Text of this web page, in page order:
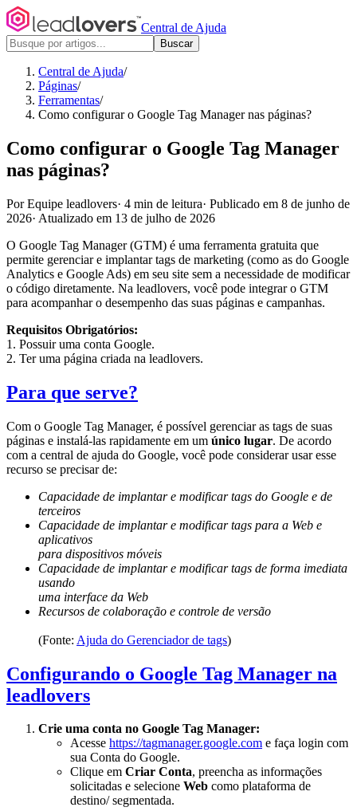
Central de Ajuda
Buscar
Central de Ajuda/
Páginas/
Ferramentas/
Como configurar o Google Tag Manager nas páginas?
Como configurar o Google Tag Manager
nas páginas?
Por Equipe leadlovers· 4 min de leitura· Publicado em 8 de junho de
2026· Atualizado em 13 de julho de 2026
O Google Tag Manager (GTM) é uma ferramenta gratuita que
permite gerenciar e implantar tags de marketing (como as do Google
Analytics e Google Ads) em seu site sem a necessidade de modificar
o código diretamente. Na leadlovers, você pode integrar o GTM
para acompanhar o desempenho das suas páginas e campanhas.
Requisitos Obrigatórios:
1. Possuir uma conta Google.
2. Ter uma página criada na leadlovers.
Para que serve?
Com o Google Tag Manager, é possível gerenciar as tags de suas
páginas e instalá-las rapidamente em um único lugar. De acordo
com a central de ajuda do Google, você pode considerar usar esse
recurso se precisar de:
Capacidade de implantar e modificar tags do Google e de
terceiros
Capacidade de implantar e modificar tags para a Web e
aplicativos
para dispositivos móveis
Capacidade de implantar e modificar tags de forma imediata
usando
uma interface da Web
Recursos de colaboração e controle de versão
(Fonte: Ajuda do Gerenciador de tags)
Configurando o Google Tag Manager na
leadlovers
Crie uma conta no Google Tag Manager:
Acesse https://tagmanager.google.com e faça login com
sua Conta do Google.
Clique em Criar Conta, preencha as informações
solicitadas e selecione Web como plataforma de
destino/ segmentada.